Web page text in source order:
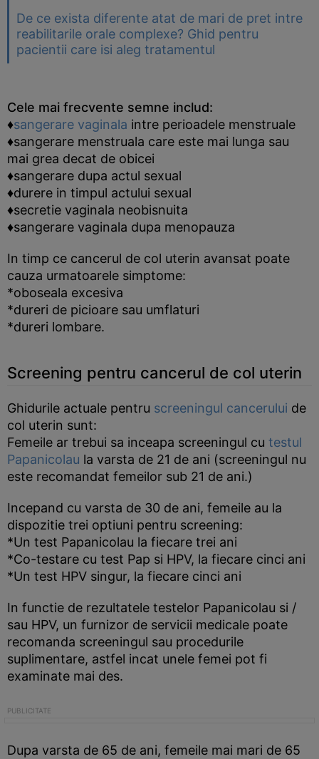
De ce exista diferente atat de mari de pret intre
reabilitarile orale complexe? Ghid pentru
pacientii care isi aleg tratamentul
Cele mai frecvente semne includ:
♦sangerare vaginala intre perioadele menstruale
♦sangerare menstruala care este mai lunga sau
mai grea decat de obicei
♦sangerare dupa actul sexual
♦durere in timpul actului sexual
♦secretie vaginala neobisnuita
♦sangerare vaginala dupa menopauza
In timp ce cancerul de col uterin avansat poate
cauza urmatoarele simptome:
*oboseala excesiva
*dureri de picioare sau umflaturi
*dureri lombare.
Screening pentru cancerul de col uterin
Ghidurile actuale pentru screeningul cancerului de
col uterin sunt:
Femeile ar trebui sa inceapa screeningul cu testul
Papanicolau la varsta de 21 de ani (screeningul nu
este recomandat femeilor sub 21 de ani.)
Incepand cu varsta de 30 de ani, femeile au la
dispozitie trei optiuni pentru screening:
*Un test Papanicolau la fiecare trei ani
*Co-testare cu test Pap si HPV, la fiecare cinci ani
*Un test HPV singur, la fiecare cinci ani
In functie de rezultatele testelor Papanicolau si /
sau HPV, un furnizor de servicii medicale poate
recomanda screeningul sau procedurile
suplimentare, astfel incat unele femei pot fi
examinate mai des.
Dupa varsta de 65 de ani, femeile mai mari de 65